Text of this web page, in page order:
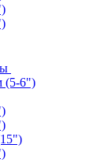
(5-6")